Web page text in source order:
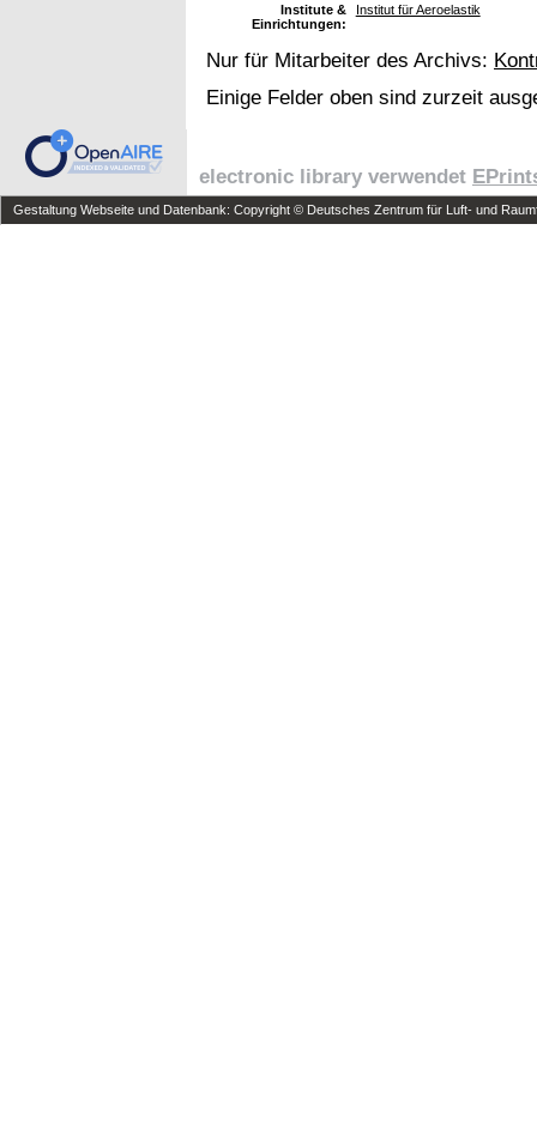
Institute &
Einrichtungen:
Institut für Aeroelastik
Nur für Mitarbeiter des Archivs:
Einige Felder oben sind zurzeit
electronic library verwendet
Gestaltung Webseite und Datenbank: Copyright © Deutsches Zentrum für Luft- und